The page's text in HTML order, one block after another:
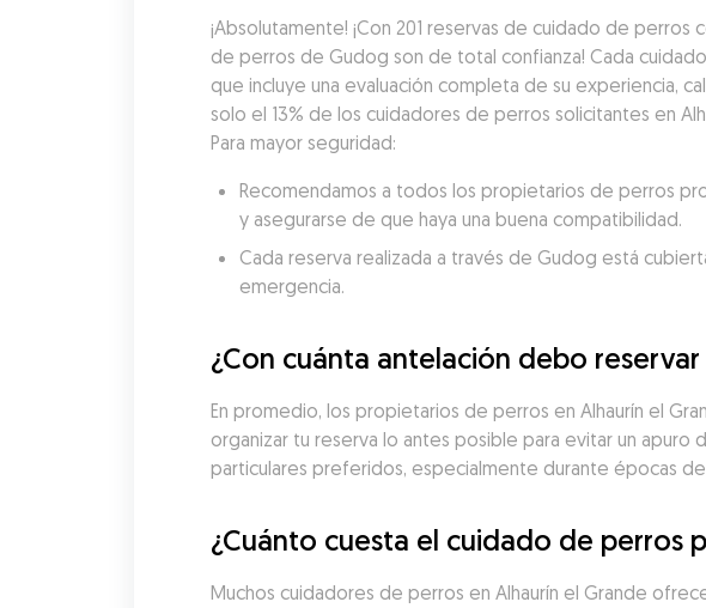
¡Absolutamente! ¡Con 201 reservas de cuidado de
de perros de Gudog son de total confianza! Cada
que incluye una evaluación completa de su experiencia,
solo el 13% de los cuidadores de perros solicitantes en
Para mayor seguridad:
Recomendamos a todos los propietarios de perros
y asegurarse de que haya una buena compatibilidad.
Cada reserva realizada a través de Gudog está
emergencia.
¿Con cuánta antelación debo
En promedio, los propietarios de perros en Alhaurín el
organizar tu reserva lo antes posible para evitar un
particulares preferidos, especialmente durante épocas
¿Cuánto cuesta el cuidado de perros
Muchos cuidadores de perros en Alhaurín el Grande